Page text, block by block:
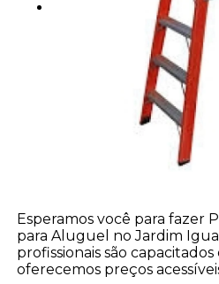
Esperamos você para fazer
para Aluguel no Jardim
profissionais são capacitados
oferecemos preços